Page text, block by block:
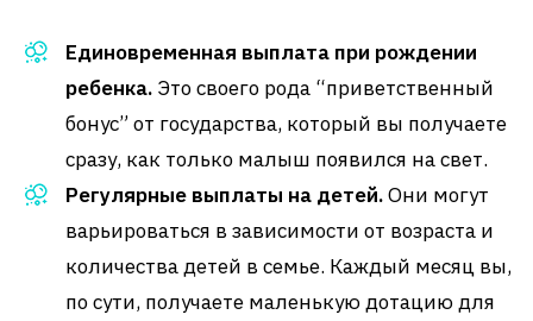
Единовременная выплата при рождении
ребенка. Это своего рода “приветственный
бонус” от государства, который вы получаете
сразу, как только малыш появился на свет.
Регулярные выплаты на детей.Они могут
варьироваться в зависимости от возраста и
количества детей в семье. Каждый месяц вы,
по сути, получаете маленькую дотацию для